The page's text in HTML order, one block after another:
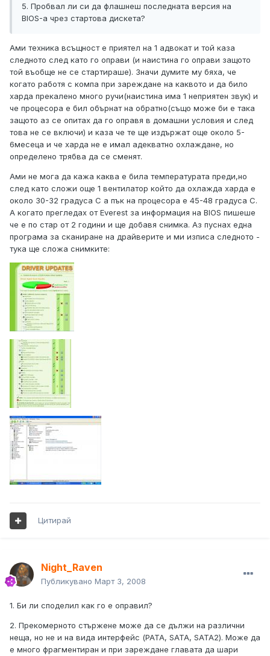
5. Пробвал ли си да флашнеш последната версия на
BIOS-а чрез стартова дискета?
Ами техника всъщност е приятел на 1 адвокат и той каза
следното след като го оправи (и наистина го оправи защото
той въобще не се стартираше). Значи думите му бяха, че
когато работя с компа при зареждане на каквото и да било
харда прекалено много ручи(наистина има 1 неприятен звук) и
че процесора е бил обърнат на обратно(също може би е така
защото аз се опитах да го оправя в домашни условия и след
това не се включи) и каза че те ще издържат още около 5-
6месеца и че харда не е имал адекватно охлаждане, но
определено трябва да се сменят.
Ами не мога да кажа каква е била температурата преди,но
след като сложи още 1 вентилатор който да охлажда харда е
около 30-32 градуса С а пък на процесора е 45-48 градуса С.
А когато прегледах от Everest за информация на BIOS пишеше
че е по стар от 2 години и ще добавя снимка. Аз пуснах една
програма за сканиране на драйверите и ми изписа следното -
тука ще сложа снимките:
Цитирай
Night_Raven
Публикувано Март 3, 2008
1. Би ли споделил как го е оправил?
2. Прекомерното стържене може да се дължи на различни
неща, но не и на вида интерфейс (PATA, SATA, SATA2). Може да
е много фрагментиран и при зареждане главата да шари